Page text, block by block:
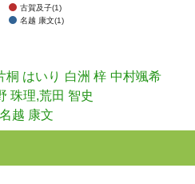
古賀及子(1)
名越 康文(1)
桐 はいり 白洲 梓 中村颯希
珠理,荒田 智史
名越 康文